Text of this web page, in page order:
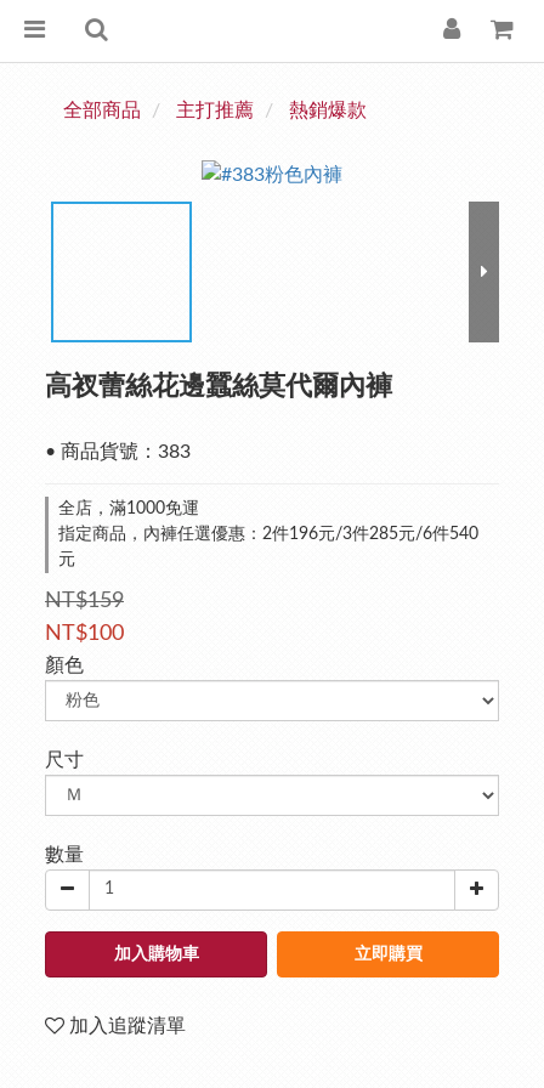
全部商品 主打推薦 熱銷爆款
高衩蕾絲花邊蠶絲莫代爾內褲
• 商品貨號：383
全店，滿1000免運
指定商品，內褲任選優惠：2件196元/3件285元/6件540
元
NT$159
NT$100
顏色
尺寸
數量
加入購物車 立即購買
加入追蹤清單